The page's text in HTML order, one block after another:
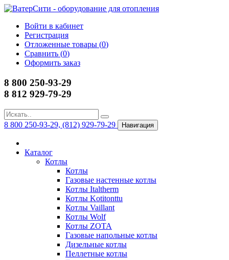
Войти в кабинет
Регистрация
Отложенные товары (0)
Сравнить (0)
Оформить заказ
8 800 250-93-29
8 812 929-79-29
8 800 250-93-29, (812) 929-79-29 Навигация
Каталог
Котлы
Котлы
Газовые настенные котлы
Котлы Italtherm
Котлы Kotitonttu
Котлы Vaillant
Котлы Wolf
Котлы ZOTA
Газовые напольные котлы
Дизельные котлы
Пеллетные котлы